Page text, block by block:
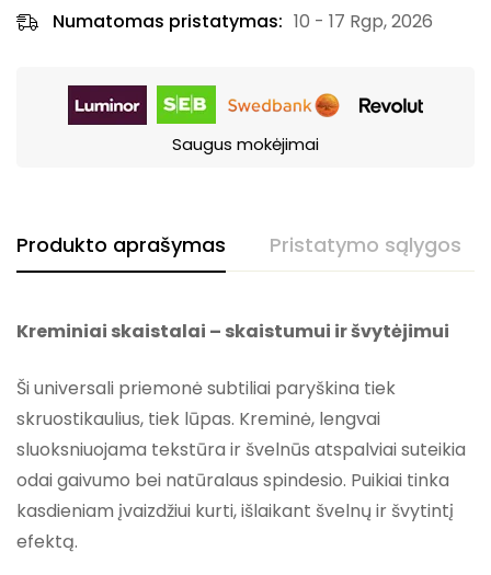
Numatomas pristatymas: 10 - 17 Rgp, 2026
Saugus mokėjimai
Produkto aprašymas Pristatymo sąlygos
Kreminiai skaistalai – skaistumui ir švytėjimui
Ši universali priemonė subtiliai paryškina tiek
skruostikaulius, tiek lūpas. Kreminė, lengvai
sluoksniuojama tekstūra ir švelnūs atspalviai suteikia
odai gaivumo bei natūralaus spindesio. Puikiai tinka
kasdieniam įvaizdžiui kurti, išlaikant švelnų ir švytintį
efektą.